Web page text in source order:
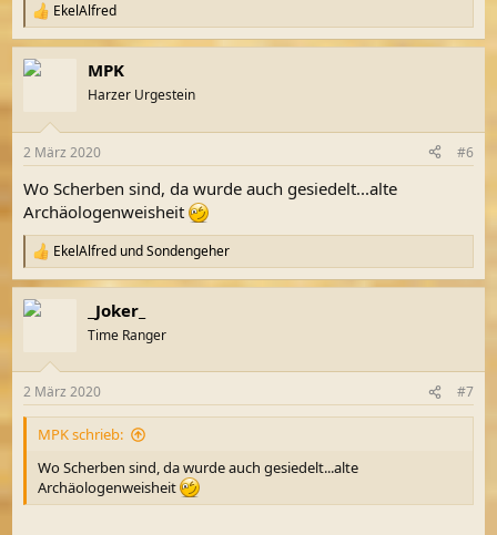
R
e
a
k
e
:
EkelAlfred
MPK
Harzer Urgestein
2 März 2020 #6
Wo Scherben sind, da wurde auch gesiedelt...alte
Archäologenweisheit
R
e
a
k
e
n
EkelAlfred undSondengeher
_Joker_
Time Ranger
2 März 2020 #7
MPK schrieb:
Wo Scherben sind, da wurde auch gesiedelt...alte
Archäologenweisheit